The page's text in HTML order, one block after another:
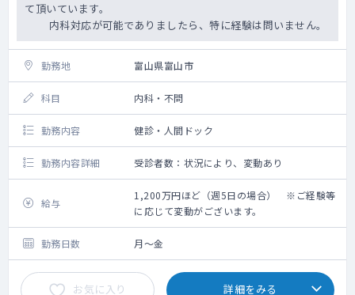
て頂いています。
内科対応が可能でありましたら、特に経験は問いません。
勤務地 富山県富山市
科目 内科・不問
勤務内容 健診・人間ドック
勤務内容詳細 受診者数：状況により、変動あり
給与
1,200万円ほど（週5日の場合） ※ご経験等
に応じて変動がございます。
勤務日数 月～金
お気に入り 詳細をみる